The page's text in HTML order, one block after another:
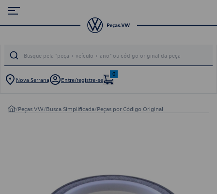
Nova Serrana Entre/registre-se
0
/Peças VW/Busca Simplificada/Peças por Código Original